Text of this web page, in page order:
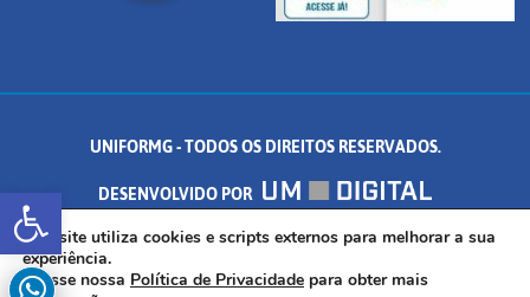
Abrir a barra de ferramentas
UNIFORMG - TODOS OS DIREITOS RESERVADOS.
DESENVOLVIDO POR
AV. DR. ARNALDO DE SENNA, 328 - PALMEIRAS, FORMIGA/MG - CEP:
35.574.530
Este site utiliza cookies e scripts externos para melhorar a sua
experiência.
Acesse nossa Política de Privacidade para obter mais